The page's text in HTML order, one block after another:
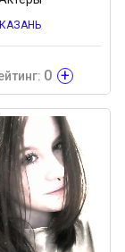
КАЗАНЬ
0 +